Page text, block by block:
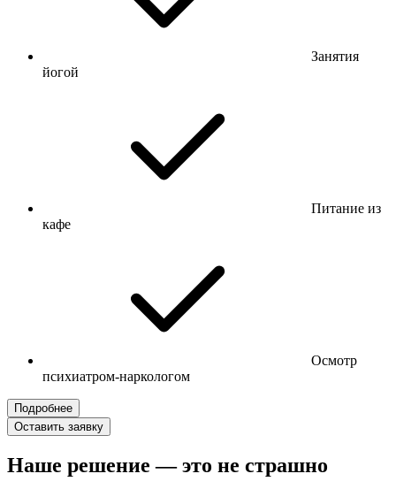
Занятия
йогой
Питание из
кафе
Осмотр
психиатром-наркологом
Подробнее
Оставить заявку
Наше решение — это не страшно